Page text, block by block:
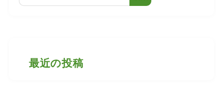
最近の投稿